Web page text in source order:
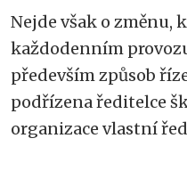
Nejde však o změnu,
každodenním
především způsob
podřízena ředitelce
organizace vlastní